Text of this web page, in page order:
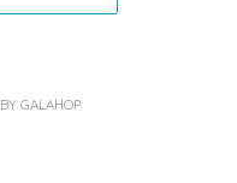
BYGALAHOP